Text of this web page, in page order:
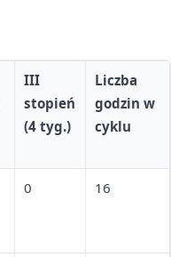
III
stopień
(4 tyg.)
Liczba
godzin w
cyklu
0 16